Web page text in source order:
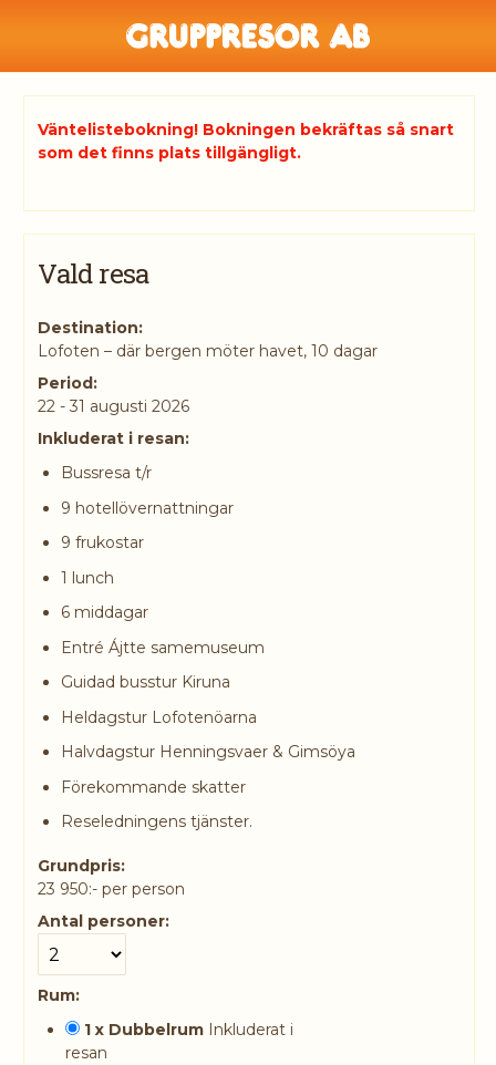
Väntelistebokning! Bokningen bekräftas så snart
som det finns plats tillgängligt.
Vald resa
Destination:
Lofoten – där bergen möter havet, 10 dagar
Period:
22 - 31 augusti 2026
Inkluderat i resan:
Bussresa t/r
9 hotellövernattningar
9 frukostar
1 lunch
6 middagar
Entré Ájtte samemuseum
Guidad busstur Kiruna
Heldagstur Lofotenöarna
Halvdagstur Henningsvaer & Gimsöya
Förekommande skatter
Reseledningens tjänster.
Grundpris:
23 950:- per person
Antal personer:
Rum:
1 x Dubbelrum Inkluderat i
resan